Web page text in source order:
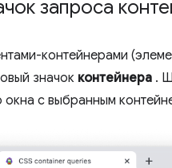
запроса
контейнерами
значок контейнера .
с выбранным